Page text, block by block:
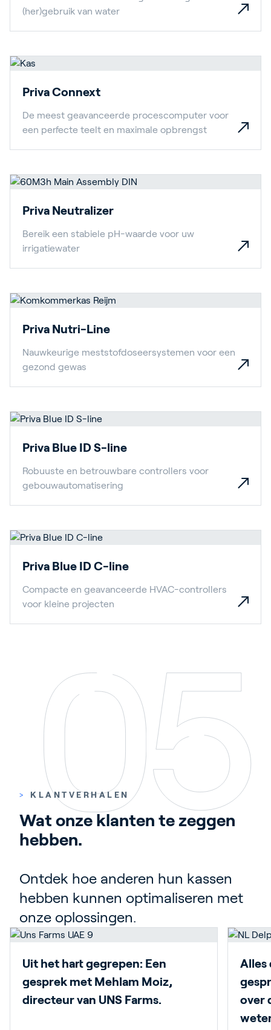
(her)gebruik van water
Priva Connext
De meest geavanceerde procescomputer voor
een perfecte teelt en maximale opbrengst
Priva Neutralizer
Bereik een stabiele pH-waarde voor uw
irrigatiewater
Priva Nutri-Line
Nauwkeurige meststofdoseersystemen voor een
gezond gewas
Priva Blue ID S-line
Robuuste en betrouwbare controllers voor
gebouwautomatisering
Priva Blue ID C-line
Compacte en geavanceerde HVAC-controllers
voor kleine projecten
> KLANTVERHALEN
Wat onze klanten te zeggen
hebben.
Ontdek hoe anderen hun kassen
hebben kunnen optimaliseren met
onze oplossingen.
Uit het hart gegrepen: Een
gesprek met Mehlam Moiz,
directeur van UNS Farms.
Alles
over